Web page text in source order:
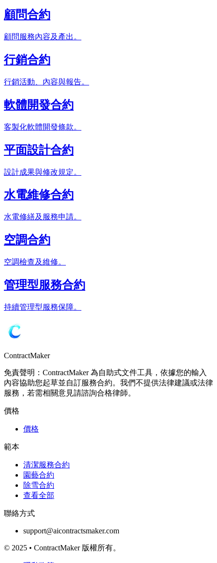
顧問合約
顧問服務內容及產出。
行銷合約
行銷活動、內容與報告。
軟體開發合約
客製化軟體開發條款。
平面設計合約
設計成果與修改規定。
水電維修合約
水電修繕及服務申請。
空調合約
空調檢查及維修。
管理型服務合約
持續管理型服務保障。
ContractMaker
免責聲明：ContractMaker 為自助式文件工具，依據您的輸入
內容協助您起草並自訂服務合約。我們不提供法律建議或法律
服務，若需相關意見請諮詢合格律師。
價格
價格
範本
清潔服務合約
園藝合約
除雪合約
查看全部
聯絡方式
support@aicontractsmaker.com
© 2025 • ContractMaker 版權所有。